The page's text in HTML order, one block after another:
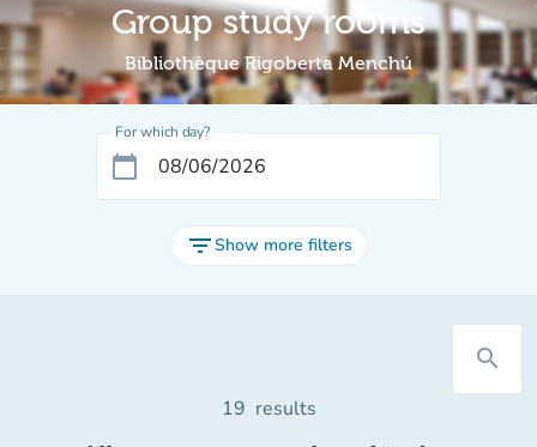
Group study rooms
Bibliothèque Rigoberta Menchú
For which day?
calendar_today
filter_listShow more filters
search
19 results